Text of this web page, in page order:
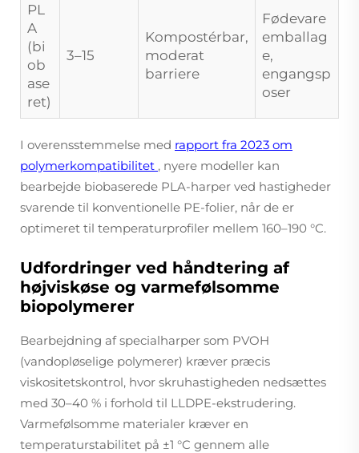
PL
A
(bi
ob
ase
ret)
3–15
Kompostérbar,
moderat
barriere
Fødevare
emballag
e,
engangsp
oser
I overensstemmelse med rapport fra 2023 om
polymerkompatibilitet , nyere modeller kan
bearbejde biobaserede PLA-harper ved hastigheder
svarende til konventionelle PE-folier, når de er
optimeret til temperaturprofiler mellem 160–190 °C.
Udfordringer ved håndtering af
højviskøse og varmefølsomme
biopolymerer
Bearbejdning af specialharper som PVOH
(vandopløselige polymerer) kræver præcis
viskositetskontrol, hvor skruhastigheden nedsættes
med 30–40 % i forhold til LLDPE-ekstrudering.
Varmefølsomme materialer kræver en
temperaturstabilitet på ±1 °C gennem alle